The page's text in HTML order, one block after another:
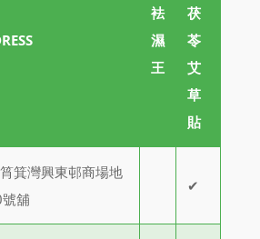
袪
濕
王
茯
苓
艾
草
貼
箕灣興東邨商場地
舖
✔